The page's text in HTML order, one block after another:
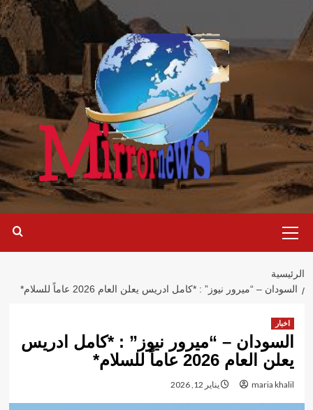
تخطي
إلى
المحتوى
الرئيسية
الرئيسية
السودان – “ميرور نيوز” : *كامل ادريس يعلن العام 2026 عاماً للسلام*
اخبار
السودان – “ميرور نيوز” : *كامل ادريس
يعلن العام 2026 عاماً للسلام*
maria khalil يناير 12, 2026